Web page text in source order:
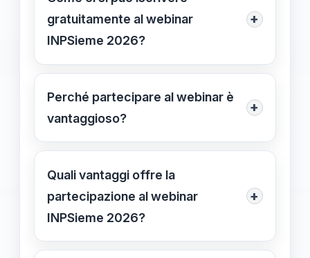
Young inMalta, ciascuno pensato per
diverse fasce di età e autonomie, con
di qualità e programmi linguistici.
gratuitamente al webinar
INPSieme 2026?
+
L’iscrizione è semplice: basta
compilare il modulo disponibile al link
https://inmalta.it/webinar-inpsieme-
partecipare.
Perché partecipare al webinar è
vantaggioso?
+
Permette di approfondire i programmi
disponibili, confrontare le offerte,
ricevere consigli personalizzati dagli
esperti e fare una scelta consapevole
Quali vantaggi offre la
partecipazione al webinar
INPSieme 2026?
+
Consente di conoscere dettagli sui